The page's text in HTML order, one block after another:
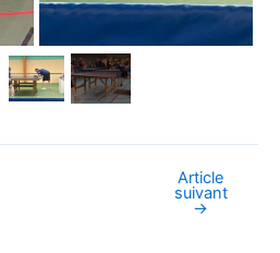
Article
suivant
→